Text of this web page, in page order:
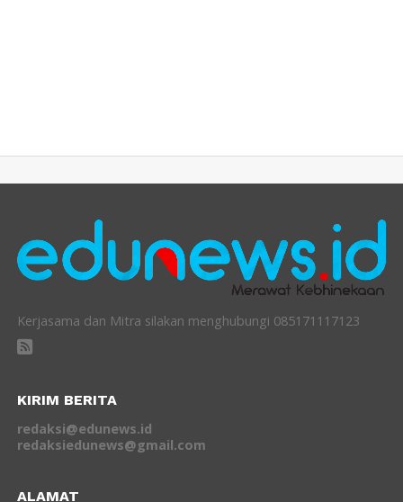
Kerjasama dan Mitra silakan menghubungi 085171117123
KIRIM BERITA
redaksi@edunews.id
redaksiedunews@gmail.com
ALAMAT